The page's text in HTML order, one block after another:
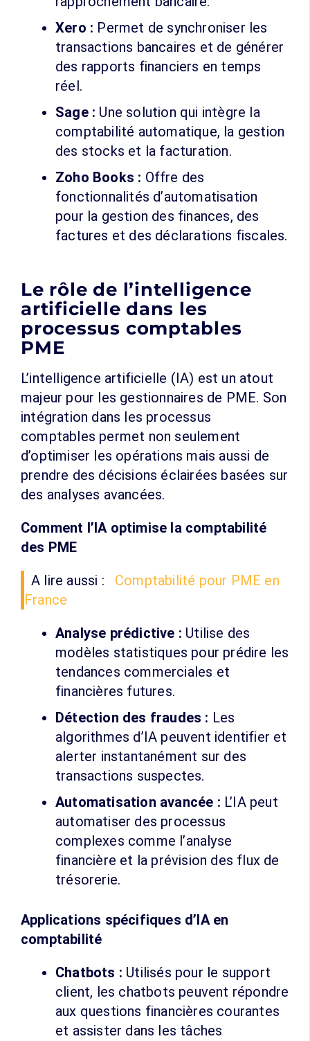
Xero : Permet de synchroniser les
transactions bancaires et de générer
des rapports financiers en temps
réel.
Sage : Une solution qui intègre la
comptabilité automatique, la gestion
des stocks et la facturation.
Zoho Books : Offre des
fonctionnalités d’automatisation
pour la gestion des finances, des
factures et des déclarations fiscales.
Le rôle de l’intelligence
artificielle dans les
processus comptables
PME
L’intelligence artificielle (IA) est un atout
majeur pour les gestionnaires de PME. Son
intégration dans les processus
comptables permet non seulement
d’optimiser les opérations mais aussi de
prendre des décisions éclairées basées sur
des analyses avancées.
Comment l’IA optimise la comptabilité
des PME
A lire aussi :
Comptabilité pour PME en
France
Analyse prédictive : Utilise des
modèles statistiques pour prédire les
tendances commerciales et
financières futures.
Détection des fraudes : Les
algorithmes d’IA peuvent identifier et
alerter instantanément sur des
transactions suspectes.
Automatisation avancée : L’IA peut
automatiser des processus
complexes comme l’analyse
financière et la prévision des flux de
trésorerie.
Applications spécifiques d’IA en
comptabilité
Chatbots : Utilisés pour le support
client, les chatbots peuvent répondre
aux questions financières courantes
et assister dans les tâches